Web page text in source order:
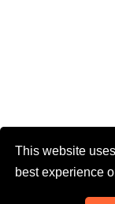
This website
best experience